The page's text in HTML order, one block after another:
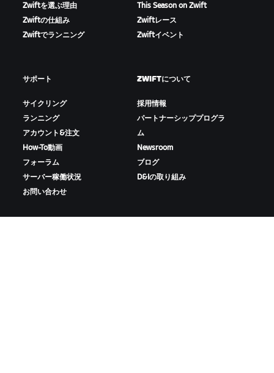
Zwiftを選ぶ理由
Zwiftの仕組み
Zwiftでランニング
This Season on Zwift
Zwiftレース
Zwiftイベント
サポート
サイクリング
ランニング
アカウント&注文
How-To動画
フォーラム
サーバー稼働状況
お問い合わせ
ZWIFTについて
採用情報
パートナーシッププログラ
ム
Newsroom
ブログ
D&Iの取り組み